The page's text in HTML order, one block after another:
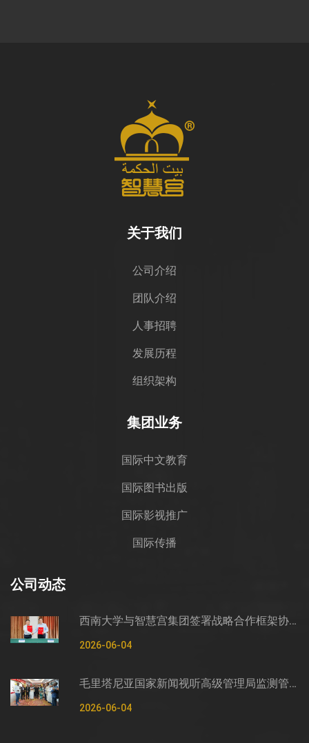
关于我们
公司介绍
团队介绍
人事招聘
发展历程
组织架构
集团业务
国际中文教育
国际图书出版
国际影视推广
国际传播
公司动态
西南大学与智慧宫集团签署战略合作框架协议
2026-06-04
毛里塔尼亚国家新闻视听高级管理局监测管控司司长穆罕默德·哈桑·埃萨利姆一行莅临智慧宫调研
2026-06-04